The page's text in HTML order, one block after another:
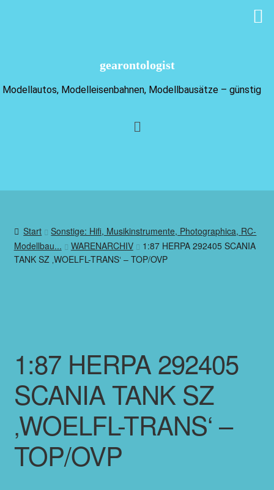
Modellautos, Modelleisenbahnen, Modellbausätze – günstig
Start
Sonstige: Hifi, Musikinstrumente, Photographica, RC-
Modellbau...
WARENARCHIV
1:87 HERPA 292405 SCANIA
TANK SZ ‚WOELFL-TRANS‘ – TOP/OVP
1:87 HERPA 292405
SCANIA TANK SZ
‚WOELFL-TRANS‘ –
TOP/OVP
gearontologist